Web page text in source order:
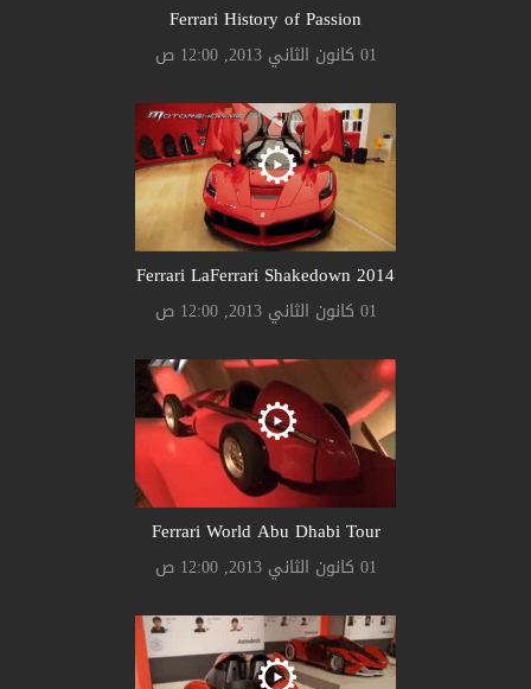
Ferrari History of Passion
01 كانون الثاني 2013, 12:00 ص
Ferrari LaFerrari Shakedown 2014
01 كانون الثاني 2013, 12:00 ص
Ferrari World Abu Dhabi Tour
01 كانون الثاني 2013, 12:00 ص